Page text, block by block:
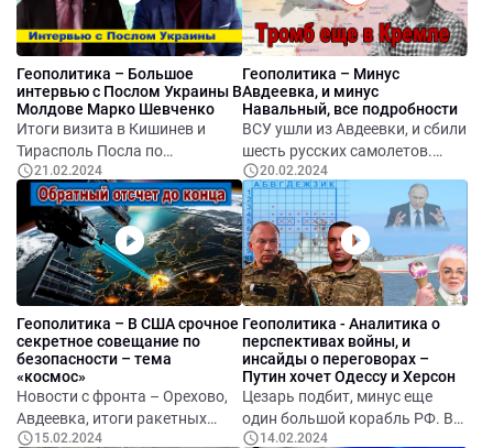
спину Путина, и болгары тоже.
Лукашенко снова идет.
Навального убили прямо
перед обменом.
Геополитика – Большое
интервью с Послом Украины В
Молдове Марко Шевченко
Итоги визита в Кишинев и
Тирасполь Посла по
специальным поручениям
Паун Роговей. Что будет после
формата 5+2. Транзит
российского газа в Молдову.
Если в Молдове победят
пророссийские. Есть ли
польза от военного
нейтралитета. Скандал со
слежкой от Натальи Морарь.
Ситуация на фронте. Помощь
США. Поляки блокируют
границу. Отношение к
Навальному. Про выборы в
21.02.2024
Геополитика – Минус
Авдеевка, и минус
Навальный, все подробности
ВСУ ушли из Авдеевки, и сбили
шесть русских самолетов.
Убийство Навального,
подробности, анализ. Дети
Кадырова получают всё
новые должности и медали. В
Европе убит враг России.
20.02.2024
Геополитика – В США срочное
секретное совещание по
безопасности – тема
«космос»
Новости с фронта – Орехово,
Авдеевка, итоги ракетных
атак по Украине, и по России.
15.02.2024
Геополитика - Аналитика о
перспективах войны, и
инсайды о переговорах –
Путин хочет Одессу и Херсон
Цезарь подбит, минус еще
один большой корабль РФ. В
Авдеевку пришло
14.02.2024